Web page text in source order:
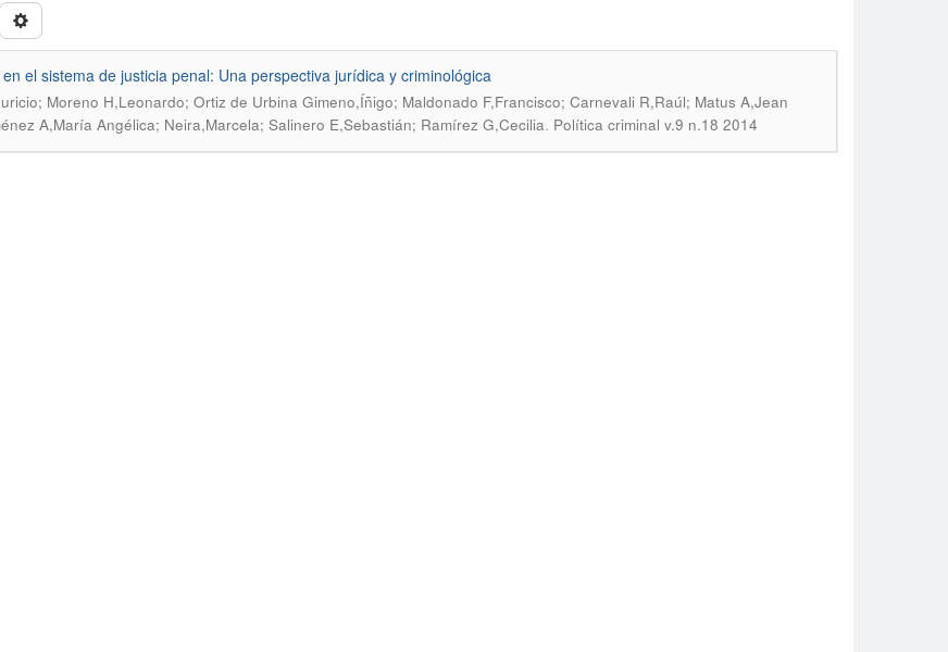
el sistema de justicia penal: Una perspectiva jurídica y criminológica
Moreno H,Leonardo; Ortiz de Urbina Gimeno,Íñigo; Maldonado F,Francisco; Carnevali R,Raúl; Matus A,Jean
A,María Angélica; Neira,Marcela; Salinero E,Sebastián; Ramírez G,Cecilia. Política criminal v.9 n.18 2014